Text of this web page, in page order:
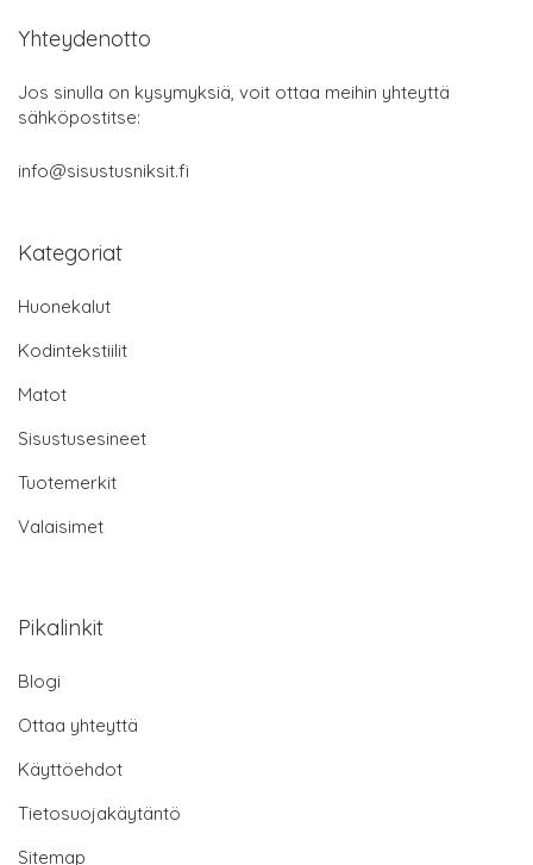
Yhteydenotto
Jos sinulla on kysymyksiä, voit ottaa meihin yhteyttä
sähköpostitse:
info@sisustusniksit.fi
Kategoriat
Huonekalut
Kodintekstiilit
Matot
Sisustusesineet
Tuotemerkit
Valaisimet
Pikalinkit
Blogi
Ottaa yhteyttä
Käyttöehdot
Tietosuojakäytäntö
Sitemap